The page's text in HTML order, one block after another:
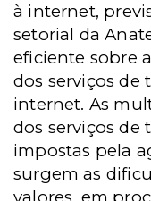
à internet,
setorial da
eficiente sobre
dos serviços de
internet. As
dos serviços de
impostas pela
surgem as